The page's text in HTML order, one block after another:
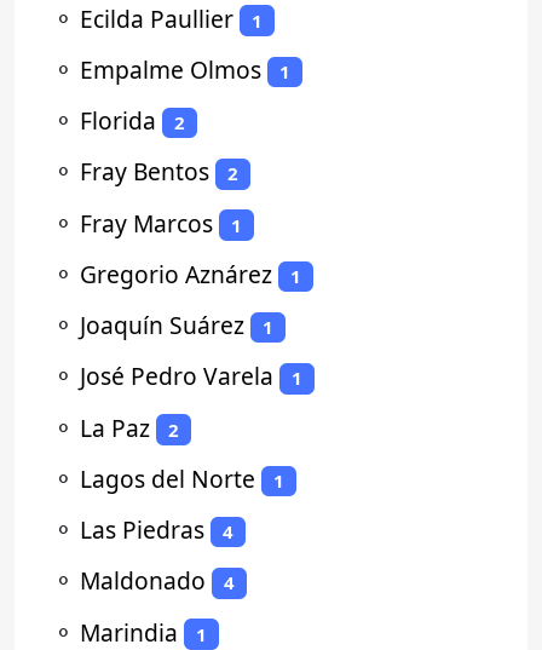
⚬ Ecilda Paullier 1
⚬ Empalme Olmos 1
⚬ Florida 2
⚬ Fray Bentos 2
⚬ Fray Marcos 1
⚬ Gregorio Aznárez 1
⚬ Joaquín Suárez 1
⚬ José Pedro Varela 1
⚬ La Paz 2
⚬ Lagos del Norte 1
⚬ Las Piedras 4
⚬ Maldonado 4
⚬ Marindia 1